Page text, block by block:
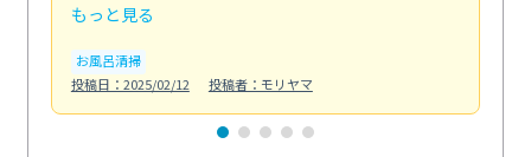
もっと見る
お風呂清掃
投稿日：2025/02/12
投稿者：モリヤマ